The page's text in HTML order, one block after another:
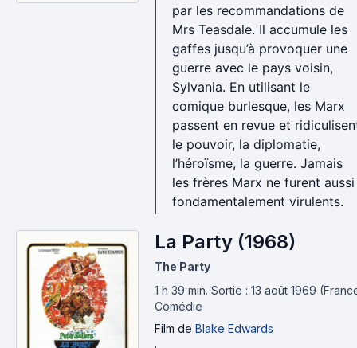
par les recommandations de
Mrs Teasdale. Il accumule les
gaffes jusqu’à provoquer une
guerre avec le pays voisin,
Sylvania. En utilisant le
comique burlesque, les Marx
passent en revue et
le pouvoir, la diplomatie,
l’héroïsme, la guerre. Jamais
les frères Marx ne furent aussi
fondamentalement virulents.
La Party (1968)
The Party
1 h 39 min. Sortie : 13 août 1969
Comédie
Film de Blake Edwards